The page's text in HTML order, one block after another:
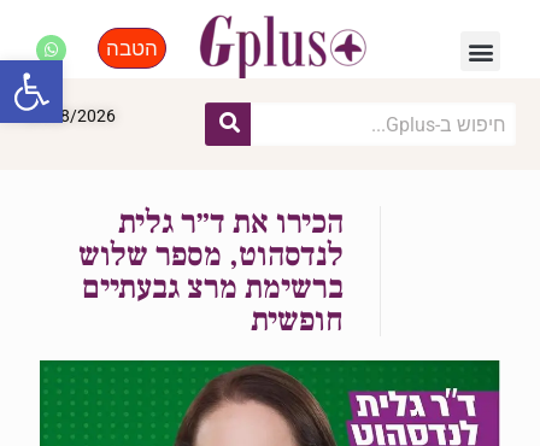
הטבה
09/08/2026
הכירו את ד״ר גלית
לנדסהוט, מספר שלוש
ברשימת מרצ גבעתיים
חופשית
פתח